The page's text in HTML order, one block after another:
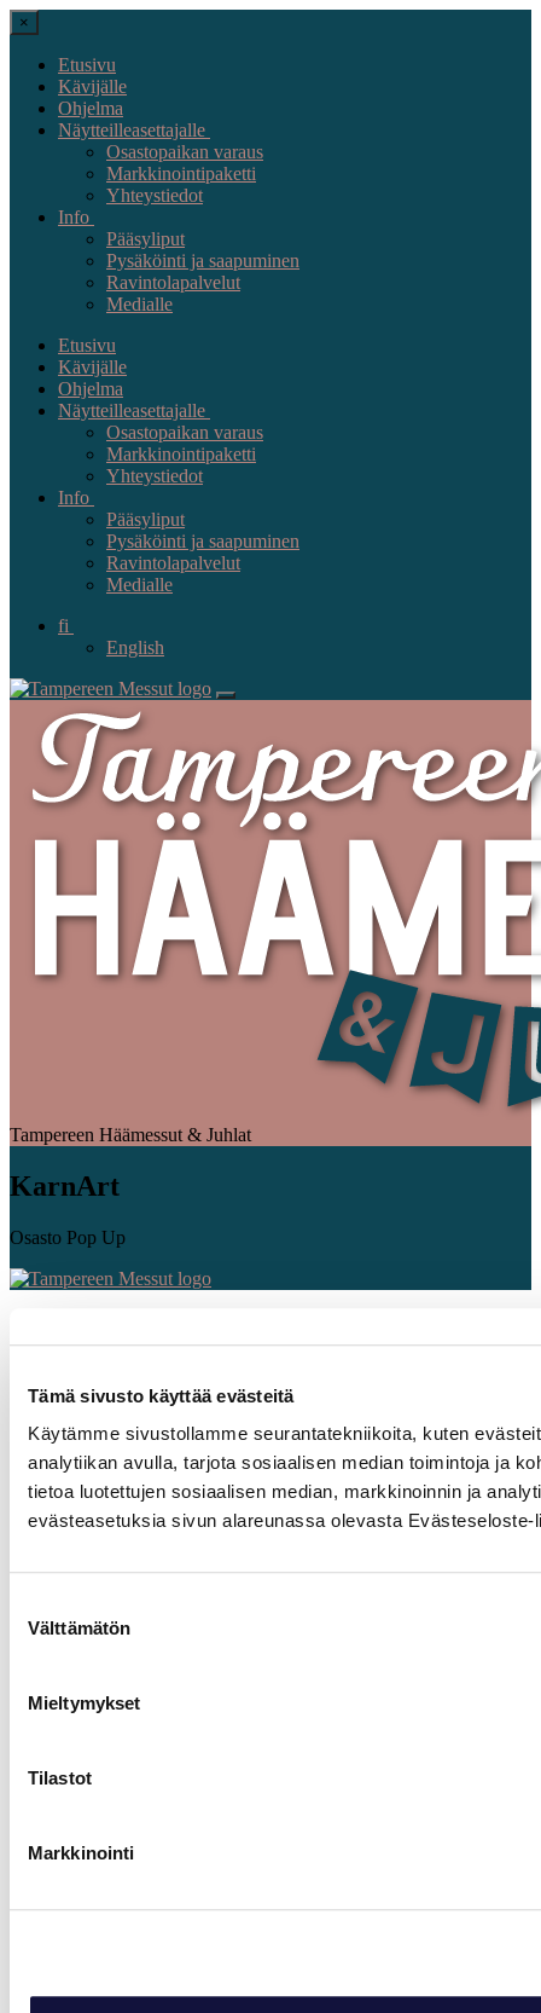
Tämä sivusto käyttää evästeitä
Käytämme sivustollamme seurantatekniikoita, kuten
analytiikan avulla, tarjota sosiaalisen median toimintoja ja
tietoa luotettujen sosiaalisen median, markkinoinnin ja
evästeasetuksia sivun alareunassa olevasta Evästeseloste-
valinta
Välttämätön
Mieltymykset
Tilastot
Markkinointi
×
Etusivu
Kävijälle
Ohjelma
Näytteilleasettajalle
Osastopaikan varaus
Markkinointipaketti
Yhteystiedot
Info
Pääsyliput
Pysäköinti ja saapuminen
Ravintolapalvelut
Medialle
Etusivu
Kävijälle
Ohjelma
Näytteilleasettajalle
Osastopaikan varaus
Markkinointipaketti
Yhteystiedot
Info
Pääsyliput
Pysäköinti ja saapuminen
Ravintolapalvelut
Medialle
fi
English
Tampereen Häämessut & Juhlat
KarnArt
Osasto Pop Up